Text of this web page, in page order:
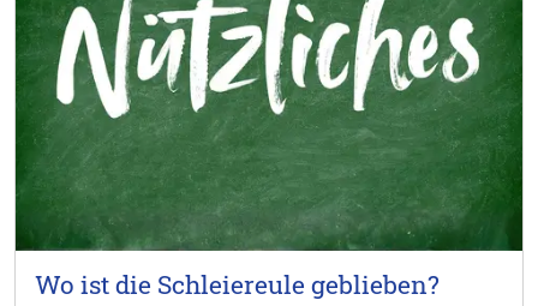
Wo ist die Schleiereule geblieben?